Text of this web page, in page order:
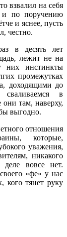
взвалил на себя
и по поручению
и яснее, пусть
честно.
в десять лет
лежит не на
них инстинкты
промежутках
доходящими до
сваливаемся в
они там, наверху,
выгодно.
отношения
которые,
уважения,
никакого
вовсе нет.
«фе» у нас
кого тянет руку